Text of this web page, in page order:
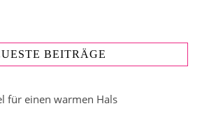
BEITRÄGE
für einen warmen Hals